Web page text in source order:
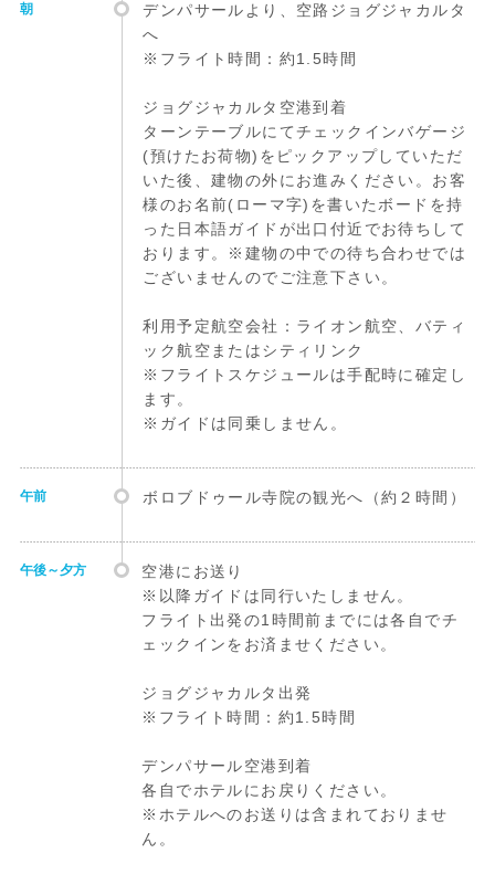
朝
デンパサールより、空路ジョグジャカルタ
へ
※フライト時間：約1.5時間
ジョグジャカルタ空港到着
ターンテーブルにてチェックインバゲージ
(預けたお荷物)をピックアップしていただ
いた後、建物の外にお進みください。お客
様のお名前(ローマ字)を書いたボードを持
った日本語ガイドが出口付近でお待ちして
おります。※建物の中での待ち合わせでは
ございませんのでご注意下さい。
利用予定航空会社：ライオン航空、バティ
ック航空またはシティリンク
※フライトスケジュールは手配時に確定し
ます。
※ガイドは同乗しません。
午前 ボロブドゥール寺院の観光へ（約２時間）
午後～夕方
空港にお送り
※以降ガイドは同行いたしません。
フライト出発の1時間前までには各自でチ
ェックインをお済ませください。
ジョグジャカルタ出発
※フライト時間：約1.5時間
デンパサール空港到着
各自でホテルにお戻りください。
※ホテルへのお送りは含まれておりませ
ん。